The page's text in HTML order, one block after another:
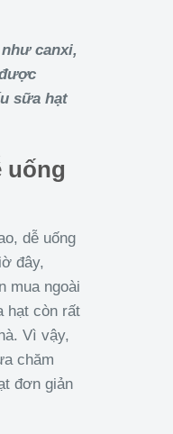
canxi,
sữa hạt
uống
dễ uống
đây,
mua ngoài
hạt còn rất
Vì vậy,
chăm
đơn giản